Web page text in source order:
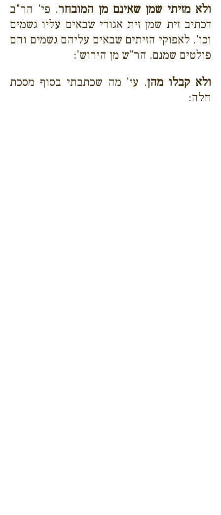
ולא מזיתי שמן שאינם מן המובחר. פי' הר"ב
דכתיב זית שמן זית אגורי שבאים עליו גשמים
וכו'. לאפוקי הזיתים שבאים עליהם גשמים והם
פולטים שמנם. הר"ש מן הירוש':
ולא קבלו מהן. עי' מה שכתבתי בסוף מסכת
חלה: